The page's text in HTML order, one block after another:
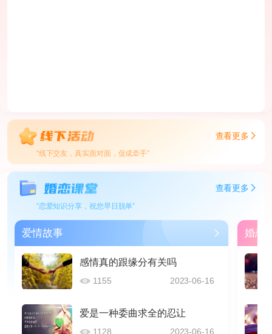
查看更多
“线下交友，真实面对面，促成牵手”
查看更多
“恋爱知识分享，祝您早日脱单”
爱情故事
感情真的跟缘分有关吗
1155 2023-06-16
爱是一种委曲求全的忍让
1128 2023-06-16
婚恋